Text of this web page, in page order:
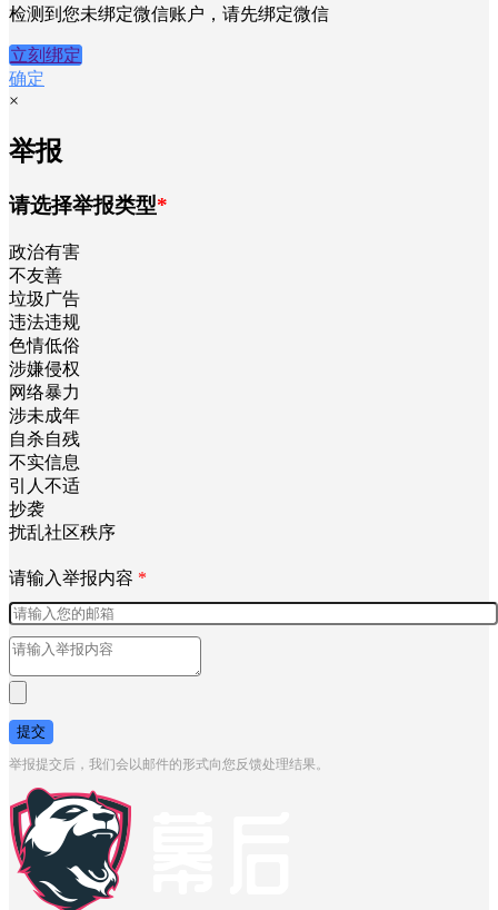
检测到您未绑定微信账户，请先绑定微信
立刻绑定
确定
×
举报
请选择举报类型*
政治有害
不友善
垃圾广告
违法违规
色情低俗
涉嫌侵权
网络暴力
涉未成年
自杀自残
不实信息
引人不适
抄袭
扰乱社区秩序
请输入举报内容 *
提交
举报提交后，我们会以邮件的形式向您反馈处理结果。